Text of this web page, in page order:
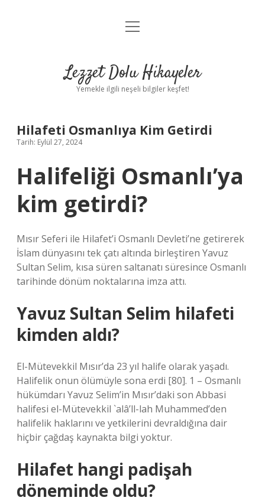
Anasayfa
Yasal Uyarı
menüyü
Lezzet Dolu Hikayeler
Yemekle ilgili neşeli bilgiler keşfet!
Hilafeti Osmanlıya Kim Getirdi
Tarih: Eylül 27, 2024
Halifeliği Osmanlı’ya
kim getirdi?
Mısır Seferi ile Hilafet’i Osmanlı Devleti’ne getirerek
İslam dünyasını tek çatı altında birleştiren Yavuz
Sultan Selim, kısa süren saltanatı süresince Osmanlı
tarihinde dönüm noktalarına imza attı.
Yavuz Sultan Selim hilafeti
kimden aldı?
El-Mütevekkil Mısır’da 23 yıl halife olarak yaşadı.
Halifelik onun ölümüyle sona erdi [80]. 1 – Osmanlı
hükümdarı Yavuz Selim’in Mısır’daki son Abbasi
halifesi el-Mütevekkil `alâ’ll-lah Muhammed’den
halifelik haklarını ve yetkilerini devraldığına dair
hiçbir çağdaş kaynakta bilgi yoktur.
Hilafet hangi padişah
döneminde oldu?